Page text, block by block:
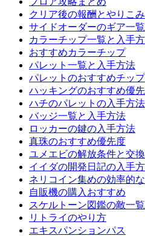
クリア後の報酬とやりこみ
サイドオーダーのギア一覧
カラーチップ一覧と入手
おすすめカラーチップ
パレット一覧と入手方法
パレットのおすすめチップ
ハッキングのおすすめ優
ハチのパレットの入手方法
バッジ一覧と入手方法
ロッカーの鍵の入手方法
真珠のおすすめ優先度
ユメエビの解放条件と交
イイダの開発日記の入手
ネリコイン集めの効率的
自販機の購入おすすめ
スケルトーン図鑑の敵一
リトライのやり方
エキスパンションパス